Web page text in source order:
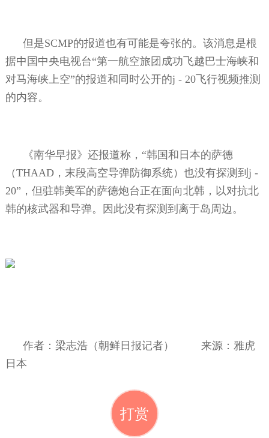
但是SCMP的报道也有可能是夸张的。该消息是根
据中国中央电视台“第一航空旅团成功飞越巴士海峡和
对马海峡上空”的报道和同时公开的j - 20飞行视频推测
的内容。
《南华早报》还报道称，“韩国和日本的萨德
（THAAD，末段高空导弹防御系统）也没有探测到 j -
20”，但驻韩美军的萨德炮台正在面向北韩，以对抗北
韩的核武器和导弹。因此没有探测到离于岛周边。
作者：梁志浩（朝鲜日报记者）
来源：雅虎
日本
打赏